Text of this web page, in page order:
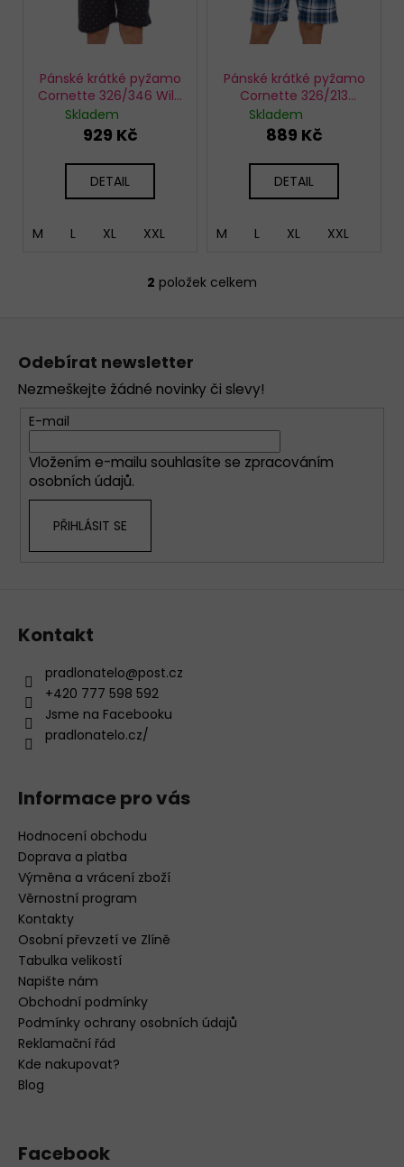
Pánské krátké pyžamo
Cornette 326/346 Wild
Bear
Skladem
929 Kč
DETAIL
M L XL XXL
Pánské krátké pyžamo
Cornette 326/213
Montana 2
Skladem
889 Kč
DETAIL
M L XL XXL
O
a
í
p
r
2 položek celkem
Odebírat newsletter
Nezmeškejte žádné novinky či slevy!
E-mail
Vložením e-mailu souhlasíte se zpracováním
osobních údajů.
PŘIHLÁSIT SE
Kontakt
pradlonatelo@post.cz
+420 777 598 592
Jsme na Facebooku
pradlonatelo.cz/
Informace pro vás
Hodnocení obchodu
Doprava a platba
Výměna a vrácení zboží
Věrnostní program
Kontakty
Osobní převzetí ve Zlíně
Tabulka velikostí
Napište nám
Obchodní podmínky
Podmínky ochrany osobních údajů
Reklamační řád
Kde nakupovat?
Blog
Facebook